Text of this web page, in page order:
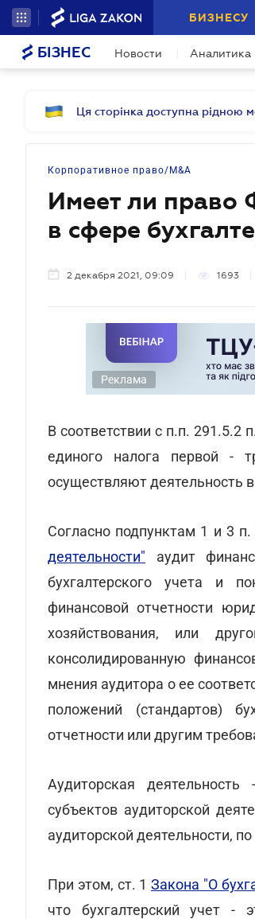
БИЗНЕСУ
БІЗНЕС Новости Аналитика
Ця сторінка доступна рідною
Корпоративное право/M&A
Имеет ли право
в сфере
2 декабря 2021, 09:09 1693
Реклама
В соответствии с п.п. 291.5.2
единого налога первой -
осуществляют деятельность
Согласно подпунктам 1 и 3 п.
деятельности" аудит
бухгалтерского учета и
финансовой отчетности
хозяйствования, или
консолидированную
мнения аудитора о ее
положений (стандартов)
отчетности или другим
Аудиторская
субъектов аудиторской
аудиторской деятельности,
При этом, ст. 1Закона "О
что бухгалтерский учет -